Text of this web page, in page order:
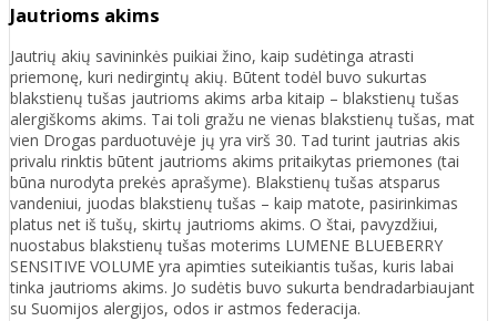
Jautrioms akims
Jautrių akių savininkės puikiai žino, kaip sudėtinga atrasti
priemonę, kuri nedirgintų akių. Būtent todėl buvo sukurtas
blakstienų tušas jautrioms akims arba kitaip – blakstienų tušas
alergiškoms akims. Tai toli gražu ne vienas blakstienų tušas, mat
vien Drogas parduotuvėje jų yra virš 30. Tad turint jautrias akis
privalu rinktis būtent jautrioms akims pritaikytas priemones (tai
būna nurodyta prekės aprašyme). Blakstienų tušas atsparus
vandeniui, juodas blakstienų tušas – kaip matote, pasirinkimas
platus net iš tušų, skirtų jautrioms akims. O štai, pavyzdžiui,
nuostabus blakstienų tušas moterims LUMENE BLUEBERRY
SENSITIVE VOLUME yra apimties suteikiantis tušas, kuris labai
tinka jautrioms akims. Jo sudėtis buvo sukurta bendradarbiaujant
su Suomijos alergijos, odos ir astmos federacija.